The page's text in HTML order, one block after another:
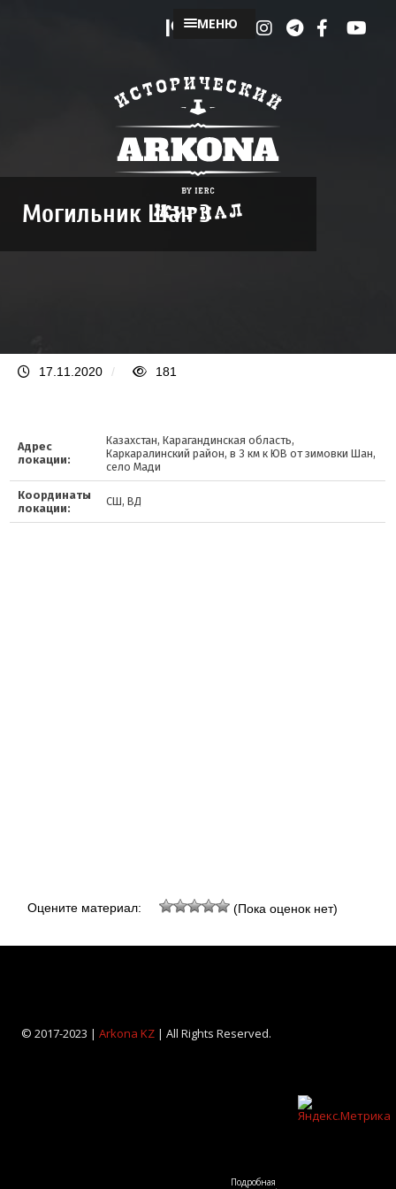
МЕНЮ
Могильник Шан 3
17.11.2020 / 181
Адрес
локации:
Казахстан, Карагандинская область,
Каркаралинский район, в 3 км к ЮВ от зимовки Шан,
село Мади
Координаты
локации:
СШ, ВД
Оцените материал: (Пока оценок нет)
© 2017-2023 | Arkona KZ| All Rights Reserved.
Подробная